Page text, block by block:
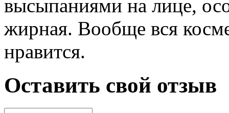
высыпаниями на лице,
жирная. Вообще вся
нравится.
Оставить свой отзыв